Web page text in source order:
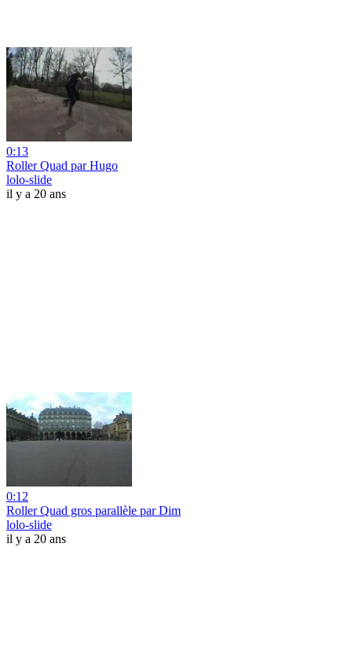
0:13
Roller Quad par Hugo
lolo-slide
il y a 20 ans
0:12
Roller Quad gros parallèle par Dim
lolo-slide
il y a 20 ans